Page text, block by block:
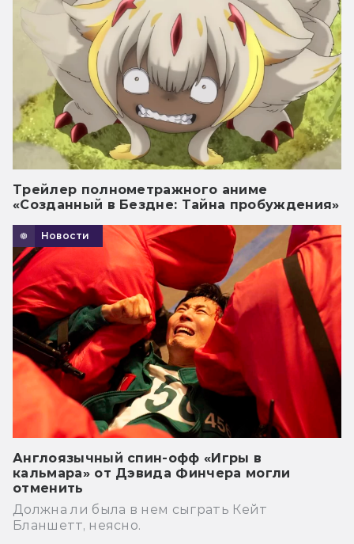
Трейлер полнометражного аниме
«Созданный в Бездне: Тайна пробуждения»
Новости
Англоязычный спин-офф «Игры в
кальмара» от Дэвида Финчера могли
отменить
Должна ли была в нем сыграть Кейт
Бланшетт, неясно.